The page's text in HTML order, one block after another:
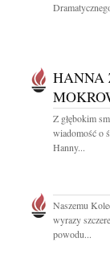
HANNA
Z głębokim
wiadomość o
Hanny...
Naszemu
wyrazy
powodu...